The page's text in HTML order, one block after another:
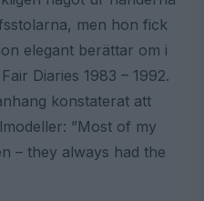
men hon fick
elegant berättar om i
Diaries 1983 – 1992.
konstaterat att
”Most of my
– they always had the